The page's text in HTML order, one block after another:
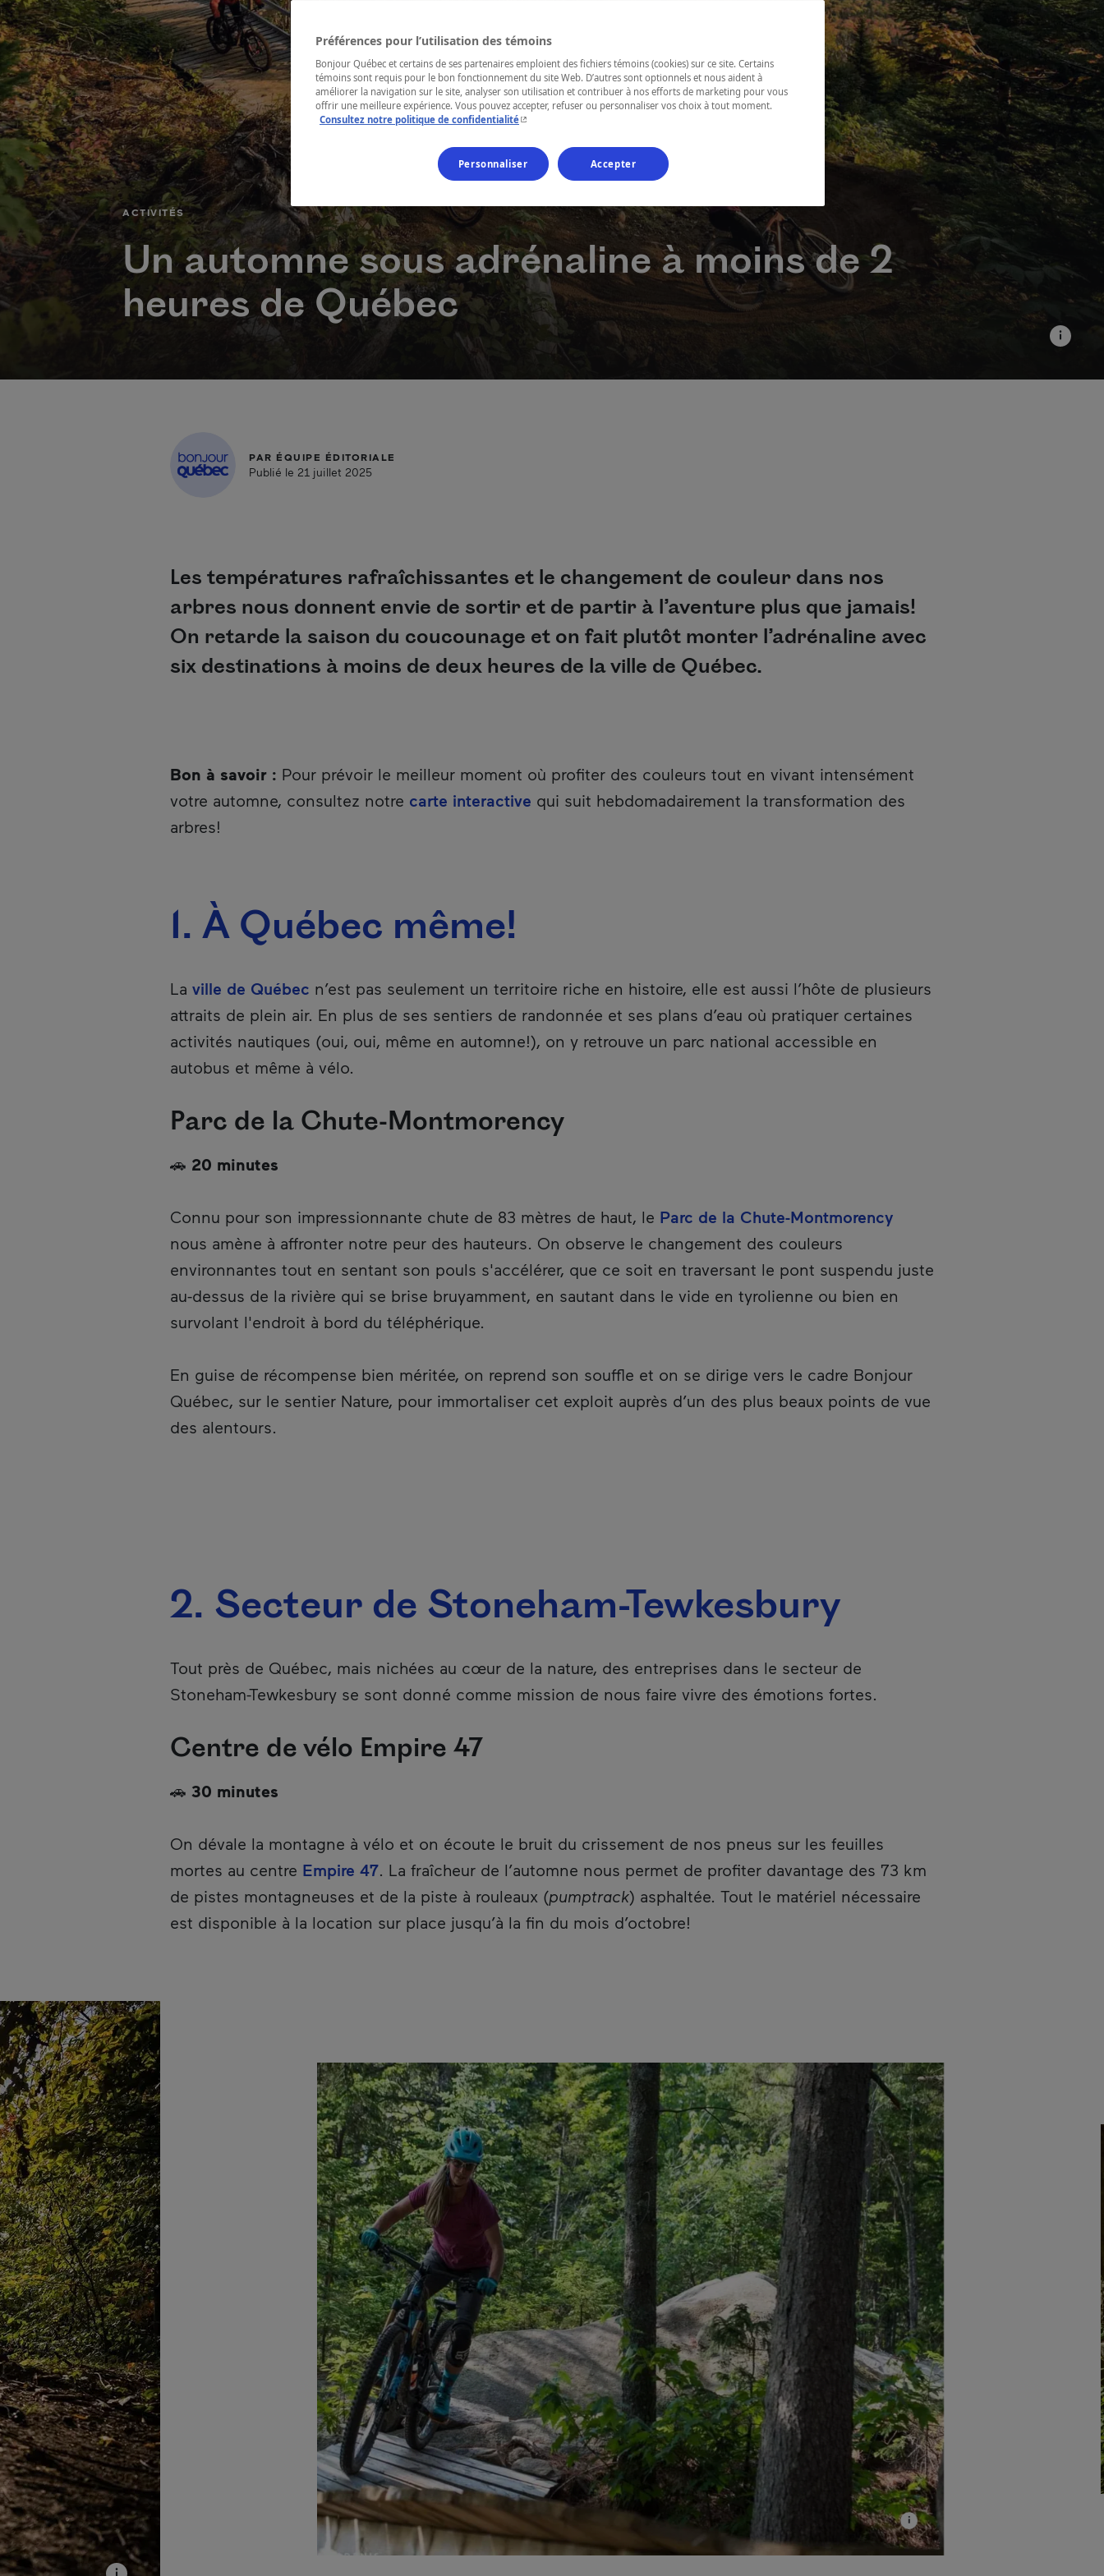
CATÉGORIE
ACTIVITÉS
Un automne sous adrénaline à moins de 2
heures de Québec
PAR ÉQUIPE ÉDITORIALE
Publié le 21 juillet 2025
Les températures rafraîchissantes et le changement de couleur dans nos
arbres nous donnent envie de sortir et de partir à l’aventure plus que jamais!
On retarde la saison du coucounage et on fait plutôt monter l’adrénaline avec
six destinations à moins de deux heures de la ville de Québec.
Bon à savoir : Pour prévoir le meilleur moment où profiter des couleurs tout en vivant intensément
votre automne, consultez notre carte interactive qui suit hebdomadairement la transformation des
arbres!
1. À Québec même!
La ville de Québec n’est pas seulement un territoire riche en histoire, elle est aussi l’hôte de plusieurs
attraits de plein air. En plus de ses sentiers de randonnée et ses plans d’eau où pratiquer certaines
activités nautiques (oui, oui, même en automne!), on y retrouve un parc national accessible en
autobus et même à vélo.
Parc de la Chute-Montmorency
🚗 20 minutes
Connu pour son impressionnante chute de 83 mètres de haut, le Parc de la Chute-Montmorency
nous amène à affronter notre peur des hauteurs. On observe le changement des couleurs
environnantes tout en sentant son pouls s'accélérer, que ce soit en traversant le pont suspendu juste
au-dessus de la rivière qui se brise bruyamment, en sautant dans le vide en tyrolienne ou bien en
survolant l'endroit à bord du téléphérique.
En guise de récompense bien méritée, on reprend son souffle et on se dirige vers le cadre Bonjour
Québec, sur le sentier Nature, pour immortaliser cet exploit auprès d’un des plus beaux points de vue
des alentours.
2. Secteur de Stoneham-Tewkesbury
Tout près de Québec, mais nichées au cœur de la nature, des entreprises dans le secteur de
Stoneham-Tewkesbury se sont donné comme mission de nous faire vivre des émotions fortes.
Centre de vélo Empire 47
🚗 30 minutes
On dévale la montagne à vélo et on écoute le bruit du crissement de nos pneus sur les feuilles
mortes au centre Empire 47. La fraîcheur de l’automne nous permet de profiter davantage des 73 km
de pistes montagneuses et de la piste à rouleaux (pumptrack) asphaltée. Tout le matériel nécessaire
est disponible à la location sur place jusqu’à la fin du mois d’octobre!
Préférences pour l’utilisation des témoins
Bonjour Québec et certains de ses partenaires emploient des fichiers témoins (cookies) sur ce site. Certains
témoins sont requis pour le bon fonctionnement du site Web. D’autres sont optionnels et nous aident à
améliorer la navigation sur le site, analyser son utilisation et contribuer à nos efforts de marketing pour vous
offrir une meilleure expérience. Vous pouvez accepter, refuser ou personnaliser vos choix à tout moment.
Consultez notre politique de confidentialité- Cet hyperlien s'ouvrira dans une nouvelle fenêtre.
Personnaliser Accepter